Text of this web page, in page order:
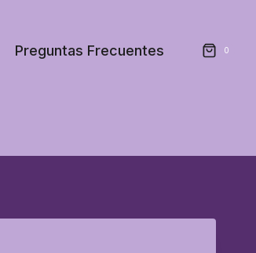
Preguntas Frecuentes 0